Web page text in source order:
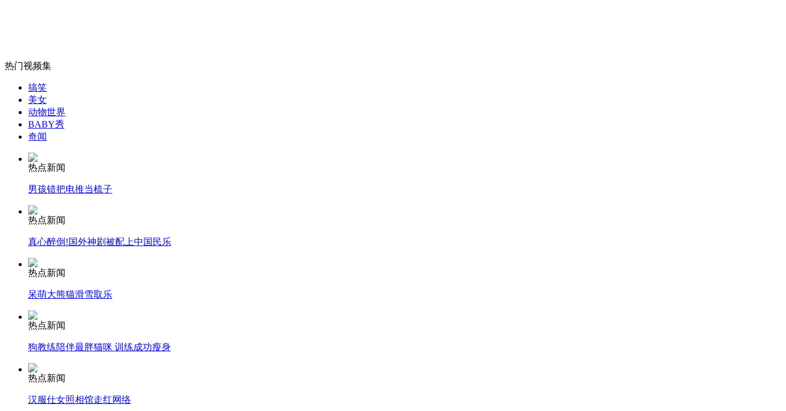
女孩北京地铁殴打老人 痛下狠手拳打脚踢
无痛分娩是否安全 医生回应
外交部：有关国家言论片面不公正
安徽一实载49人客车翻车
走！跟着总书记去植树
热门视频集
搞笑
美女
动物世界
BABY秀
奇闻
热点新闻
男孩错把电推当梳子
热点新闻
真心醉倒!国外神剧被配上中国民乐
热点新闻
呆萌大熊猫滑雪取乐
热点新闻
狗教练陪伴最胖猫咪 训练成功瘦身
热点新闻
汉服仕女照相馆走红网络